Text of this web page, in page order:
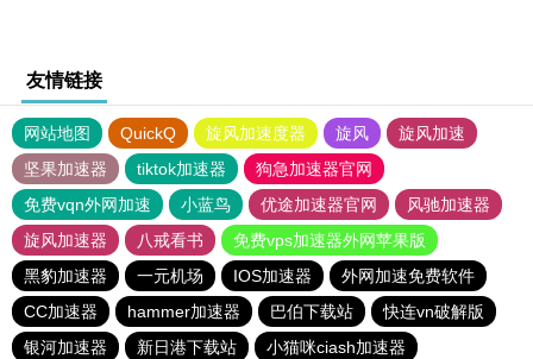
友情链接
网站地图 QuickQ 旋风加速度器 旋风
旋风加速
坚果加速器
tiktok加速器
狗急加速器官网
免费vqn外网加速
小蓝鸟 优途加速器官网
风驰加速器
旋风加速器
八戒看书
免费vps加速器外网苹果版
黑豹加速器
一元机场 IOS加速器
外网加速免费软件
CC加速器
hammer加速器 巴伯下载站
快连vn破解版
银河加速器
新日港下载站 小猫咪ciash加速器